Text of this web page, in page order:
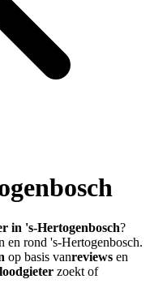
in 's-Hertogenbosch?
en rond 's-Hertogenbosch.
op basis vanreviews en
zoekt of